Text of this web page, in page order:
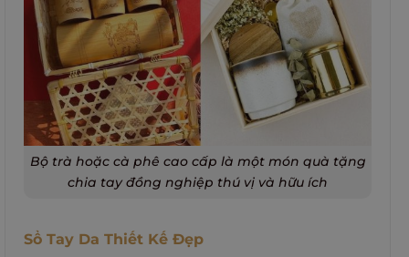
Bộ trà hoặc cà phê cao cấp là một món quà tặng
chia tay đồng nghiệp thú vị và hữu ích
Sổ Tay Da Thiết Kế Đẹp